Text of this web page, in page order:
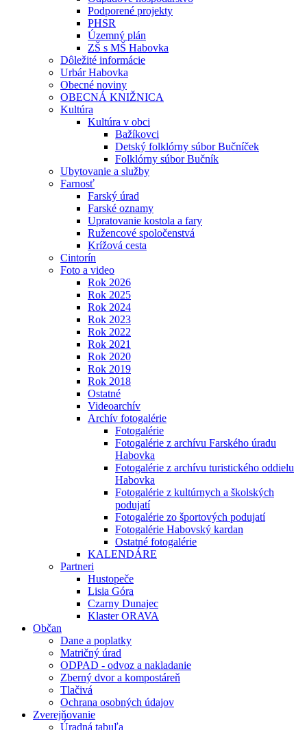
Podporené projekty
PHSR
Územný plán
ZŠ s MŠ Habovka
Dôležité informácie
Urbár Habovka
Obecné noviny
OBECNÁ KNIŽNICA
Kultúra
Kultúra v obci
Bažíkovci
Detský folklórny súbor Bučníček
Folklórny súbor Bučník
Ubytovanie a služby
Farnosť
Farský úrad
Farské oznamy
Upratovanie kostola a fary
Ružencové spoločenstvá
Krížová cesta
Cintorín
Foto a video
Rok 2026
Rok 2025
Rok 2024
Rok 2023
Rok 2022
Rok 2021
Rok 2020
Rok 2019
Rok 2018
Ostatné
Videoarchív
Archív fotogalérie
Fotogalérie
Fotogalérie z archívu Farského úradu
Habovka
Fotogalérie z archívu turistického oddielu
Habovka
Fotogalérie z kultúrnych a školských
podujatí
Fotogalérie zo športových podujatí
Fotogalérie Habovský kardan
Ostatné fotogalérie
KALENDÁRE
Partneri
Hustopeče
Lisia Góra
Czarny Dunajec
Klaster ORAVA
Občan
Dane a poplatky
Matričný úrad
ODPAD - odvoz a nakladanie
Zberný dvor a kompostáreň
Tlačivá
Ochrana osobných údajov
Zverejňovanie
Úradná tabuľa